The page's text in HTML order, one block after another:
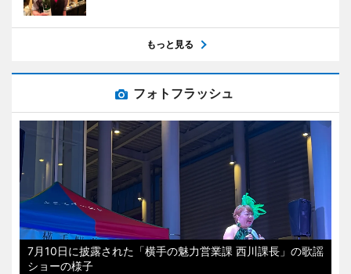
もっと見る
フォトフラッシュ
7月10日に披露された「横手の魅力営業課 西川課長」の歌謡
ショーの様子